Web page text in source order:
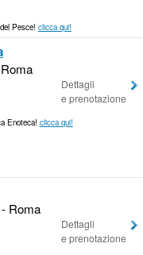
Pesce! clicca qui!
Dettagli
e prenotazione
Enoteca! clicca qui!
Roma
Dettagli
e prenotazione